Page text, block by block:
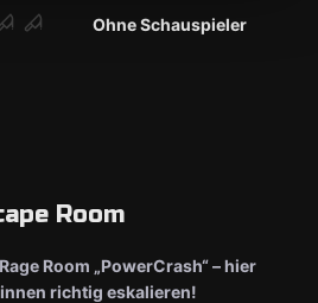
Ohne Schauspieler
Room
Room „PowerCrash“ – hier
richtig eskalieren!